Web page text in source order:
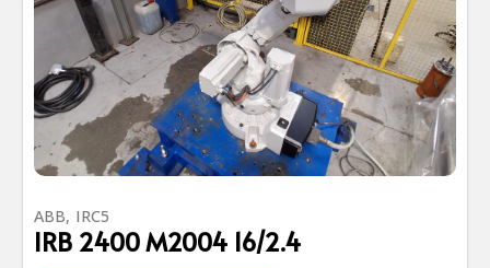
ABB, IRC5
IRB 2400 M2004 16/2.4